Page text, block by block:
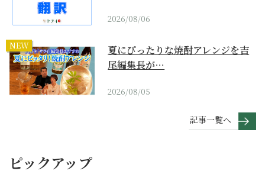
2026/08/06
NEW
夏にぴったりな焼酎アレンジを吉
尾編集長が…
2026/08/05
記事一覧へ
ピックアップ